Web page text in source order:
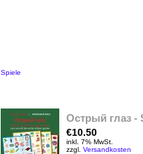
Spiele
Острый глаз -
€10.50
inkl. 7% MwSt.
zzgl. Versandkosten